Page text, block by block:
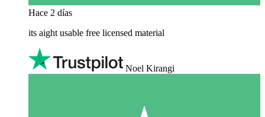
Hace 2 días
its aight usable free licensed material
Noel Kirangi